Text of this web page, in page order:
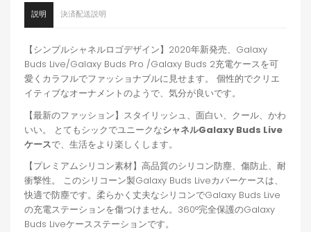
説明 決済配送説明
【シンプルシャネルロゴデザイン】2020年新発売、Galaxy
Buds Live/Galaxy Buds Pro /Galaxy Buds 2充電ケースを可
愛くカラフルでファッショナブルに見せます。 個性的でクリエ
イティブなオーナメントのようで、気分が良いです。
【最新のファッション】スタイリッシュ、面白い、クール、かわ
いい。 とてもシックでユニークなシャネルGalaxy Buds Live
ケースで、生活をより楽しくします。
【プレミアムシリコン素材】高品質のシリコン防塵、傷防止、耐
衝撃性。 このシリコーン製Galaxy Buds Liveカバーケースは、
快適で防塵です。柔らかく丈夫なシリコンでGalaxy Buds Live
の充電ステーションを傷つけません。360°完全保護のGalaxy
Buds Liveケースステーションです。